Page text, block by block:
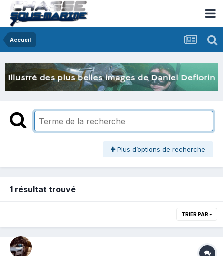
Accueil
Plus d’options de recherche
1 résultat trouvé
TRIER PAR